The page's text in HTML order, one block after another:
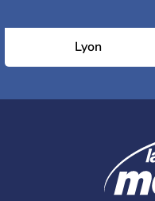
Lyon